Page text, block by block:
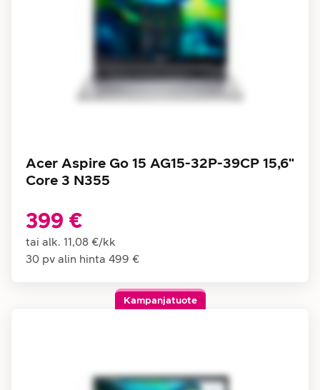
Acer Aspire Go 15 AG15-32P-39CP 15,6"
Core 3 N355
399 €
tai alk. 11,08 €/kk
30 pv alin hinta 499 €
Kampanjatuote